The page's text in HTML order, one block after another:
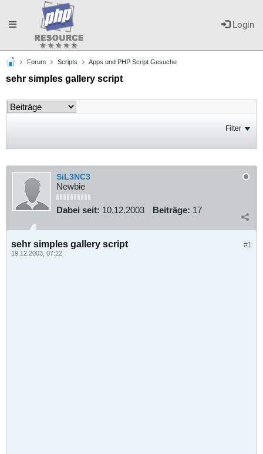
Login
Toggle
navigation
Forum Scripts Apps und PHP Script Gesuche
sehr simples gallery script
Filter
SiL3NC3
Newbie
Dabei seit: 10.12.2003 Beiträge: 17
#1
sehr simples gallery script
19.12.2003, 07:22